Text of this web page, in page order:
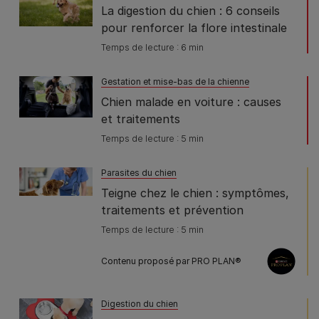
La digestion du chien : 6 conseils
pour renforcer la flore intestinale
Temps de lecture : 6 min
Gestation et mise-bas de la chienne
Chien malade en voiture : causes
et traitements
Temps de lecture : 5 min
Parasites du chien
Teigne chez le chien : symptômes,
traitements et prévention
Temps de lecture : 5 min
Contenu proposé par PRO PLAN®
Digestion du chien